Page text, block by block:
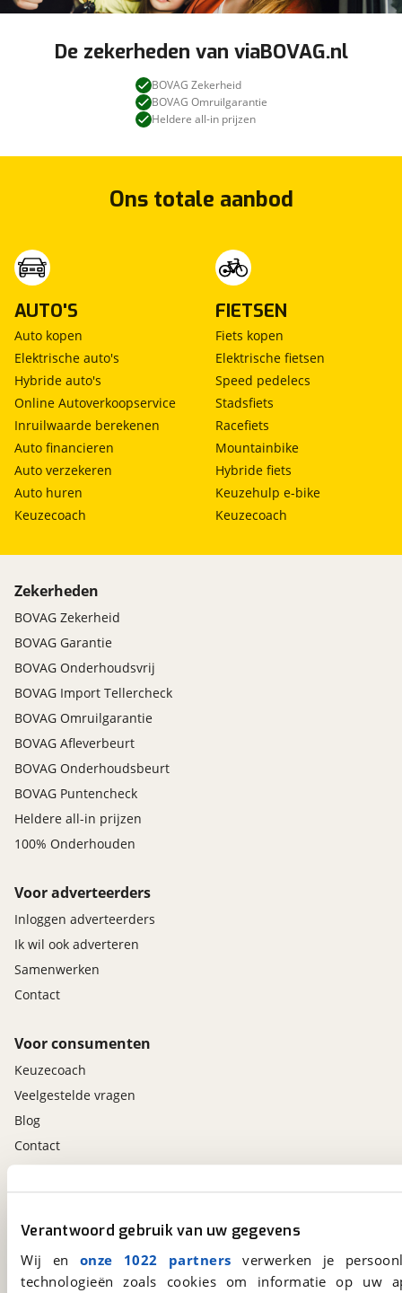
Verantwoord gebruik van uw gegevens
Wij en onze 1022 partners verwerken je
technologieën zoals cookies om informatie op
De zekerheden van viaBOVAG.nl
BOVAG Zekerheid
BOVAG Omruilgarantie
Heldere all-in prijzen
Ons totale aanbod
AUTO'S
Auto kopen
Elektrische auto's
Hybride auto's
Online Autoverkoopservice
Inruilwaarde berekenen
Auto financieren
Auto verzekeren
Auto huren
Keuzecoach
FIETSEN
Fiets kopen
Elektrische fietsen
Speed pedelecs
Stadsfiets
Racefiets
Mountainbike
Hybride fiets
Keuzehulp e-bike
Keuzecoach
Zekerheden
BOVAG Zekerheid
BOVAG Garantie
BOVAG Onderhoudsvrij
BOVAG Import Tellercheck
BOVAG Omruilgarantie
BOVAG Afleverbeurt
BOVAG Onderhoudsbeurt
BOVAG Puntencheck
Heldere all-in prijzen
100% Onderhouden
Voor adverteerders
Inloggen adverteerders
Ik wil ook adverteren
Samenwerken
Contact
Voor consumenten
Keuzecoach
Veelgestelde vragen
Blog
Contact
Altijd het meest recente aanbod bij de hand.